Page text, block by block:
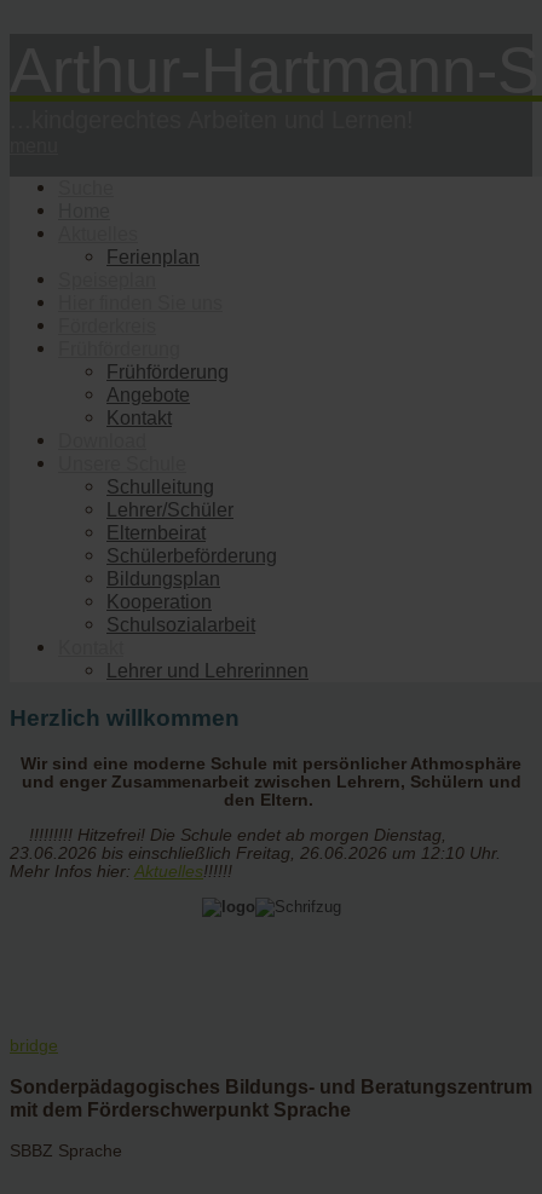
Ferienplan
Frühförderung
Angebote
Kontakt
Schulleitung
Lehrer/Schüler
Elternbeirat
Schülerbeförderung
Bildungsplan
Kooperation
Schulsozialarbeit
Lehrer und Lehrerinnen
Herzlich willkommen
Wir sind eine moderne Schule mit persönlicher Athmosphäre
und enger Zusammenarbeit zwischen Lehrern, Schülern und
den Eltern.
!!!!!!!!! Hitzefrei! Die Schule endet ab morgen Dienstag,
23.06.2026 bis einschließlich Freitag, 26.06.2026 um 12:10 Uhr.
Mehr Infos hier: Aktuelles!!!!!!
bridge
Sonderpädagogisches Bildungs- und Beratungszentrum
mit dem Förderschwerpunkt Sprache
SBBZ Sprache